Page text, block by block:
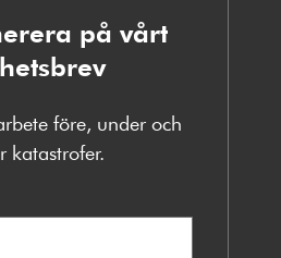
på vårt
före, under och
katastrofer.